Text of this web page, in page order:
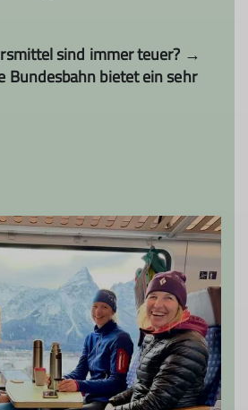
sind immer teuer? →
Bundesbahn bietet ein sehr